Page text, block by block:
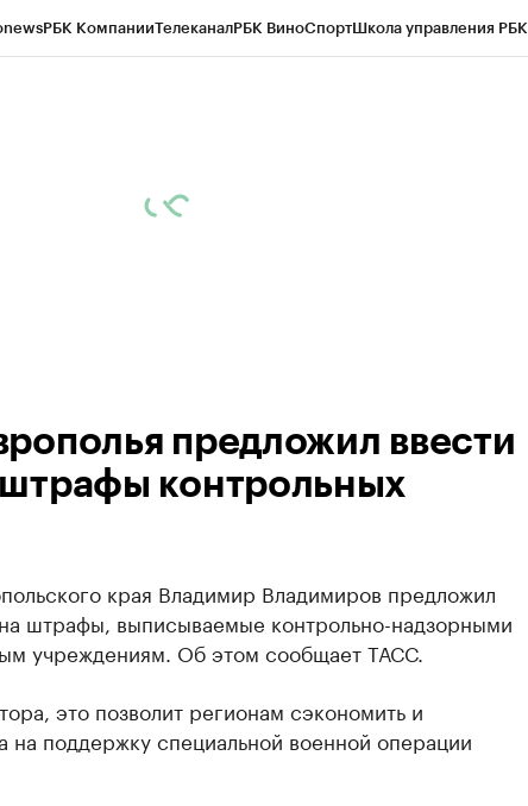
РБК КомпанииТелеканалРБК ВиноСпортШкола управления РБК
предложил ввести
штрафы контрольных
края Владимир Владимиров предложил
штрафы, выписываемые контрольно-надзорными
учреждениям. Об этом сообщает ТАСС.
это позволит регионам сэкономить и
на поддержку специальной военной операции